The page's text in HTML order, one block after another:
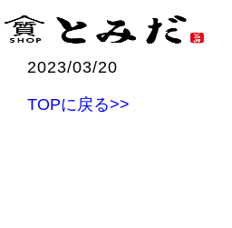
2023/03/20
TOPに戻る>>